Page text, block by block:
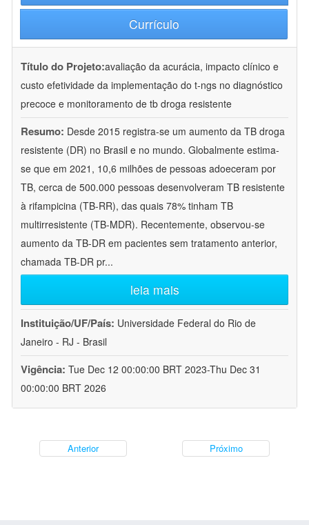
Currículo
Título do Projeto:avaliação da acurácia, impacto clínico e
custo efetividade da implementação do t-ngs no diagnóstico
precoce e monitoramento de tb droga resistente
Resumo: Desde 2015 registra-se um aumento da TB droga
resistente (DR) no Brasil e no mundo. Globalmente estima-
se que em 2021, 10,6 milhões de pessoas adoeceram por
TB, cerca de 500.000 pessoas desenvolveram TB resistente
à rifampicina (TB-RR), das quais 78% tinham TB
multirresistente (TB-MDR). Recentemente, observou-se
aumento da TB-DR em pacientes sem tratamento anterior,
chamada TB-DR pr...
leia mais
Instituição/UF/País: Universidade Federal do Rio de
Janeiro - RJ - Brasil
Vigência: Tue Dec 12 00:00:00 BRT 2023-Thu Dec 31
00:00:00 BRT 2026
Anterior Próximo